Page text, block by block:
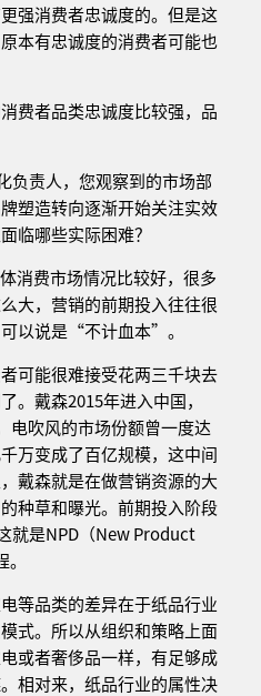
强消费者忠诚度的。但是这
本有忠诚度的消费者可能也
费者品类忠诚度比较强，品
负责人，您观察到的市场部
塑造转向逐渐开始关注实效
临哪些实际困难？
消费市场情况比较好，很多
大，营销的前期投入往往很
以说是“不计血本”。
可能很难接受花两三千块去
。戴森2015年进入中国，
电吹风的市场份额曾一度达
万变成了百亿规模，这中间
戴森就是在做营销资源的大
种草和曝光。前期投入阶段
就是NPD（New Product
等品类的差异在于纸品行业
式。所以从组织和策略上面
或者奢侈品一样，有足够成
相对来，纸品行业的属性决